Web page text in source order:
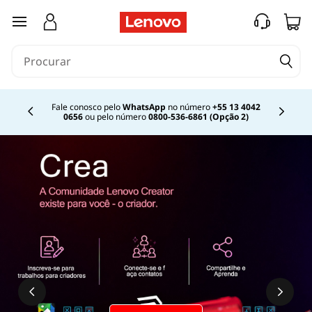
G
s
saltar para o conteúdo principal
Fale conosco peloWhatsApp no número+55 13 4042
0656ou pelo número0800-536-6861 (Opção 2)
Currently displaying item 2 of